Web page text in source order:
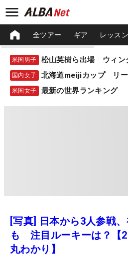
全ツアー ギア レッスン
米国男子
国内女子 北海道meijiカップ リー
米国女子 最新の世界ランキング
[写真] 日本から3人参戦
も 注目ルーキーは？【
丸わかり】